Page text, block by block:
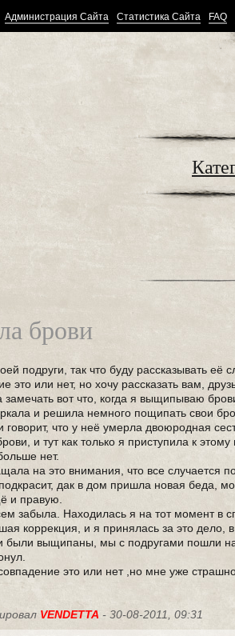
Администрация Сайта Статистика Сайта FAQ
брови
подруги, так что буду рассказывать её
это или нет, но хочу рассказать вам,
замечать вот что, когда я выщипываю
и решила немного пощипать свои
говорит, что у неё умерла двоюродная
и тут как только я приступила к
нет.
на это внимания, что все случается
дак в дом пришла новая беда,
и правую.
забыла. Находилась я на тот момент в
коррекция, и я принялась за это
были выщипаны, мы с подругами пошли
это или нет ,но мне уже
VENDETTA - 30-08-2011, 09:31